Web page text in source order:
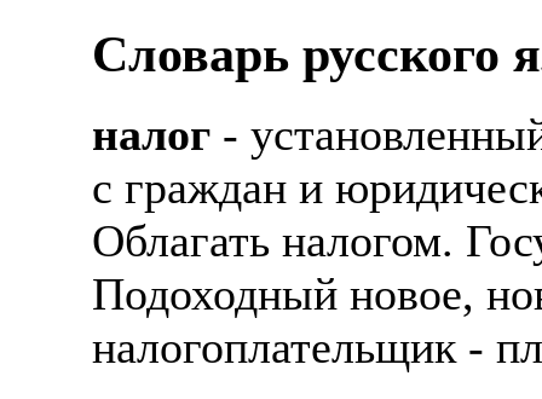
Словарь
налог -
с граждан и
Облагать налогом.
Подоходный новое,
налогоплательщик -